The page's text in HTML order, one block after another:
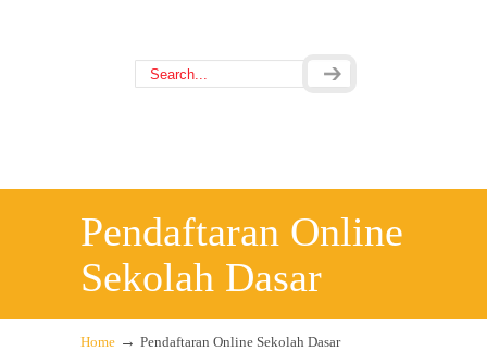
Pendaftaran Online
Sekolah Dasar
Home → Pendaftaran Online Sekolah Dasar